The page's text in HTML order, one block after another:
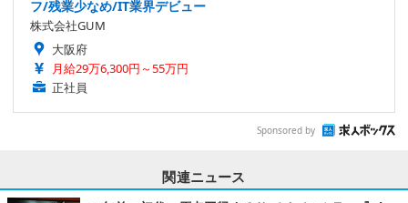
正社員
ゲーム好き歓迎・アプリゲーム開発のアシスタントスタッ
フ/残業少なめ/IT業界デビュー
株式会社GUM